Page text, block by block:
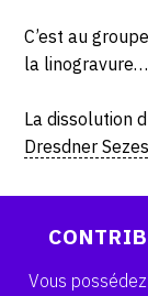
C’est au groupe
la linogravure…
La dissolution
Dresdner
Vous